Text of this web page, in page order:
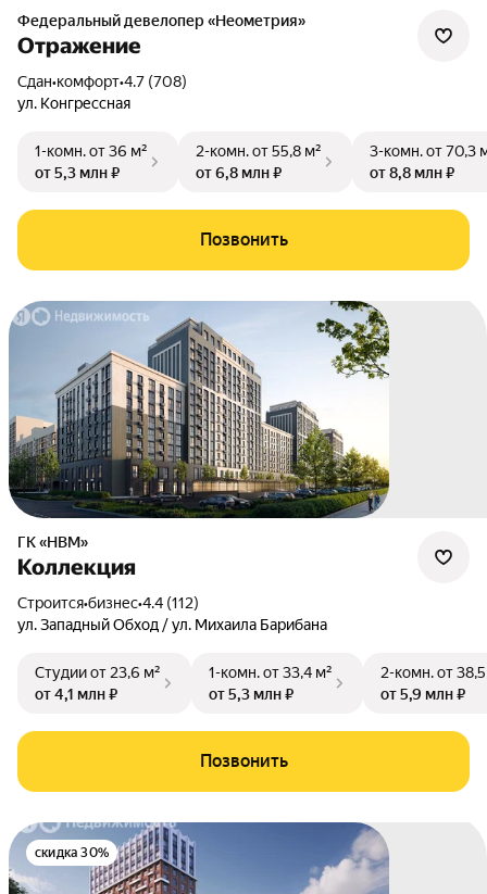
Федеральный девелопер «Неометрия»
Отражение
Сдан•комфорт•4.7 (708)
ул. Конгрессная
1-комн.от 36 м²
от 5,3 млн ₽
2-комн.от 55,8 м²
от 6,8 млн ₽
3-комн.от 70,3
от 8,8 млн ₽
Позвонить
ГК «НВМ»
Коллекция
Строится•бизнес•4.4 (112)
ул. Западный Обход / ул. Михаила Барибана
Студииот 23,6 м²
от 4,1 млн ₽
1-комн.от 33,4 м²
от 5,3 млн ₽
2-комн.от
от 5,9 млн ₽
Позвонить
скидка 30%